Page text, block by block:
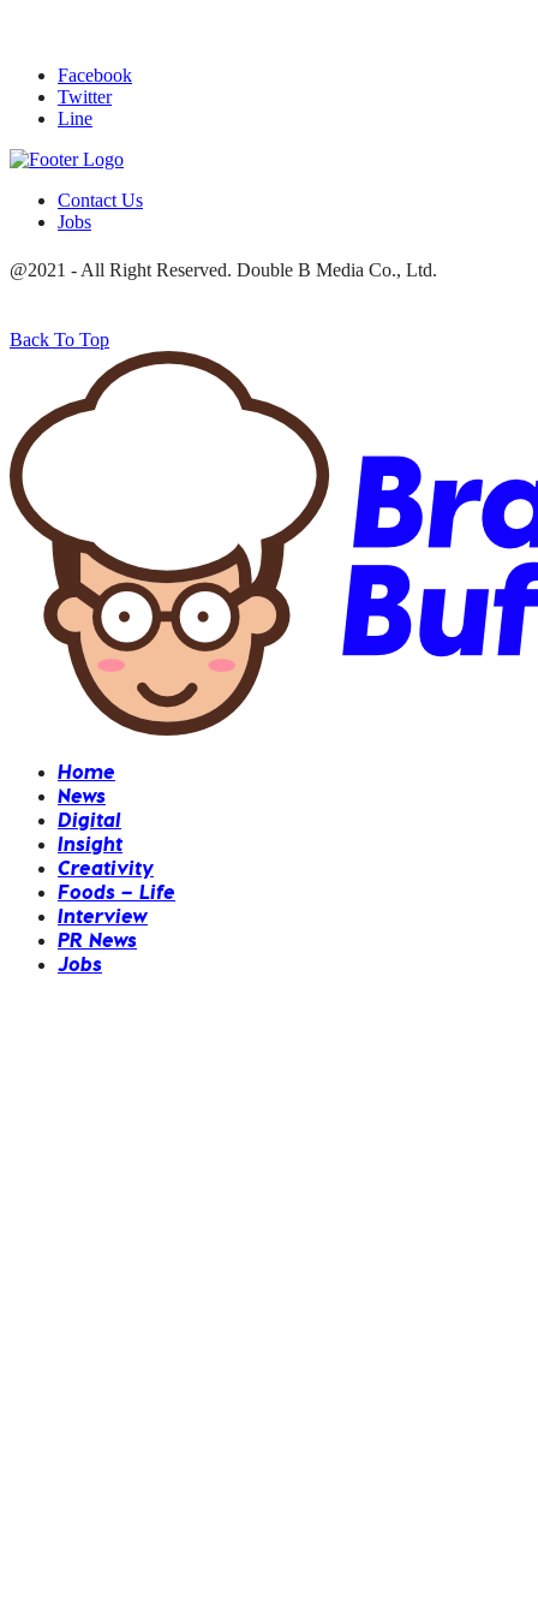
Facebook
Twitter
Line
Contact Us
Jobs
@2021 - All Right Reserved. Double B Media Co., Ltd.
Back To Top
Home
News
Digital
Insight
Creativity
Foods – Life
Interview
PR News
Jobs